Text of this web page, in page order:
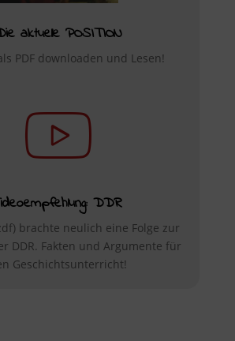
aktuelle POSITION
PDF downloaden und Lesen!
DDR
brachte neulich eine Folge zur
DDR. Fakten und Argumente für
Geschichtsunterricht!